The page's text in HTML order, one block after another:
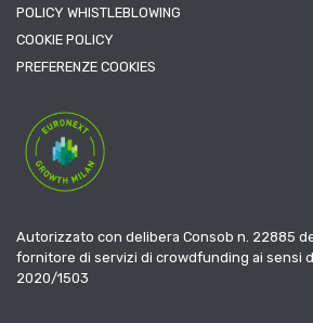
POLICY WHISTLEBLOWING
COOKIE POLICY
PREFERENZE COOKIES
Autorizzato con delibera Consob n. 22885
fornitore di servizi di crowdfunding ai sensi
2020/1503